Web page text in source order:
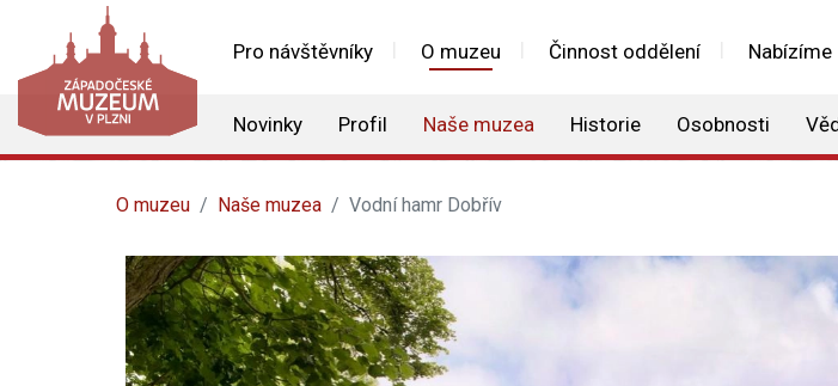
Pro návštěvníky O muzeu Činnost oddělení Nabízíme
Novinky Profil Naše muzea Historie Osobnosti
O muzeu Naše muzea Vodní hamr Dobřív